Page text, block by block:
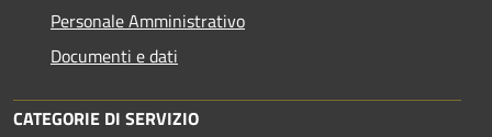
Personale Amministrativo
Documenti e dati
CATEGORIE DI SERVIZIO